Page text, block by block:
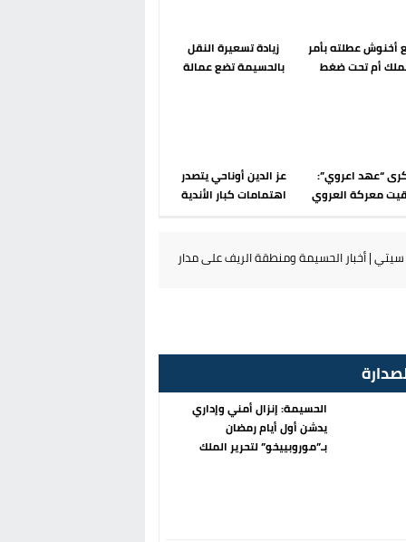
عطلته بأمر
أم تحت ضغط
زيادة تسعيرة النقل
بالحسيمة تضع عمالة
“عهد اعروي”:
معركة العروي
الإسباني في
الريف؟
عز الدين أوناحي يتصدر
اهتمامات كبار الأندية
| أخبار الحسيمة ومنطقة الريف على مدار
الحسيمة: إنزال أمني وإداري
يدشن أول أيام رمضان
بـ”موروبييخو” لتحرير الملك